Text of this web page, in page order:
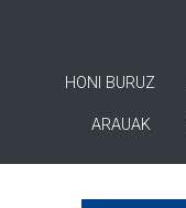
HONI BURUZ
ARAUAK